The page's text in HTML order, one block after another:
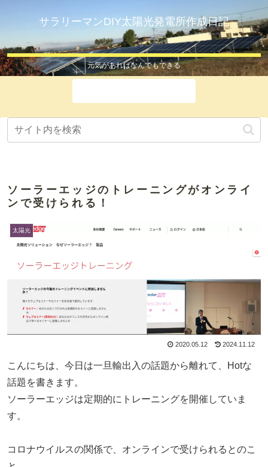
サラリーマンDIY太陽光発電所作成日記
元気があればなんでもできる
ソーラーエッジのトレーニングがオンライ
ンで受けられる！
太陽光
2020.05.12 2024.11.12
こんにちは、今日は一旦輸出入の話題から離れて、Hotな
話題を書きます。
ソーラーエッジは定期的にトレーニングを開催していま
す。
コロナウイルスの関係で、オンラインで受けられるとのこ